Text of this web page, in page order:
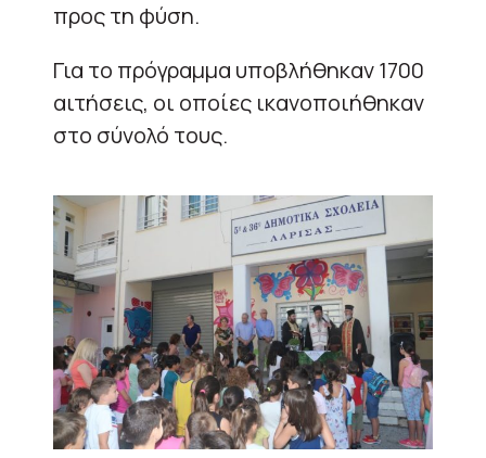
προς τη φύση.
Για το πρόγραμμα υποβλήθηκαν 1700
αιτήσεις, οι οποίες ικανοποιήθηκαν
στο σύνολό τους.